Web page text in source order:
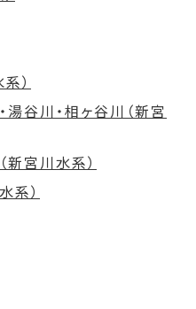
）
湯谷川・相ヶ谷川（新宮
新宮川水系）
系）